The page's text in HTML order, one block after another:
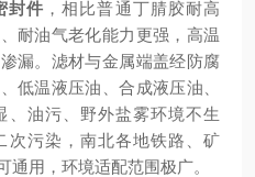
封件 ，相比普通丁腈胶耐高
耐油气老化能力更强，高温
漏。滤材与金属端盖经防腐
低温液压油、合成液压油、
、油污、野外盐雾环境不生
次污染，南北各地铁路、矿
通用，环境适配范围极广。